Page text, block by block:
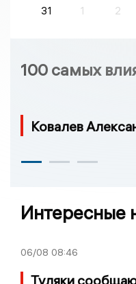
31 1 2
100 самых
Ковалев
Интересные
06/08 08:46
Туляки